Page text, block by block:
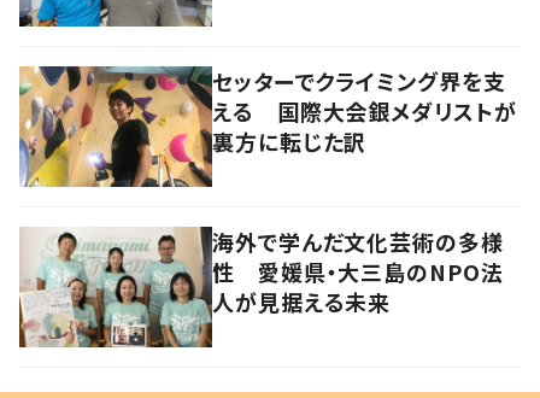
セッターでクライミング界を支
える 国際大会銀メダリストが
裏方に転じた訳
海外で学んだ文化芸術の多様
性 愛媛県・大三島のNPO法
人が見据える未来